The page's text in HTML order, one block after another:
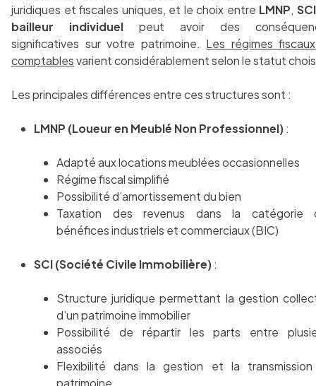
juridiques et fiscales uniques, et le choix entre LMNP, SCI
bailleur individuel peut avoir des
significatives sur votre patrimoine. Les régimes
comptablesvarient considérablement selon le statut
Les principales différences entre ces structures sont :
LMNP (Loueur en Meublé Non Professionnel):
Adapté aux locations meublées occasionnelles
Régime fiscal simplifié
Possibilité d’amortissement du bien
Taxation des revenus dans la catégorie
bénéfices industriels et commerciaux (BIC)
SCI (Société Civile Immobilière):
Structure juridique permettant la gestion
d’un patrimoine immobilier
Possibilité de répartir les parts entre
associés
Flexibilité dans la gestion et la
patrimoine